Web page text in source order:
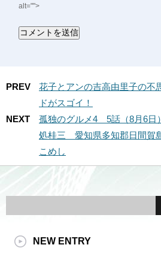
alt="">
PREV
花子とアンの吉高由里子の不
ドがスゴイ！
NEXT
孤独のグルメ4 5話（8月6
処桂三 愛知県多知郡日間賀
こめし
NEW ENTRY